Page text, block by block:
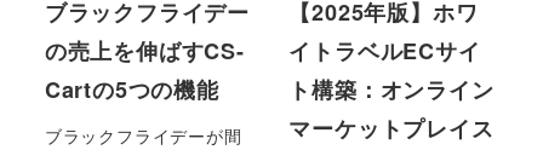
ブラックフライデー
の売上を伸ばすCS-
Cartの5つの機能
ブラックフライデーが間
【2025年版】ホワ
イトラベルECサイ
ト構築：オンライン
マーケットプレイス